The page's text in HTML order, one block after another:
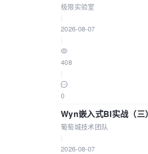
极限实验室
2026-08-07
408
0
Wyn嵌入式BI实战（三
葡萄城技术团队
2026-08-07